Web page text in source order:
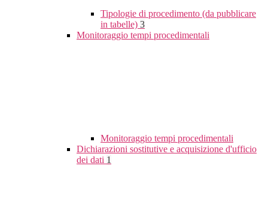
Tipologie di procedimento (da pubblicare
in tabelle) 3
Monitoraggio tempi procedimentali
Monitoraggio tempi procedimentali
Dichiarazioni sostitutive e acquisizione d'ufficio
dei dati 1